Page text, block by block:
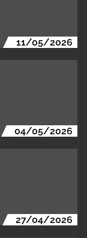
11/05/2026
04/05/2026
27/04/2026